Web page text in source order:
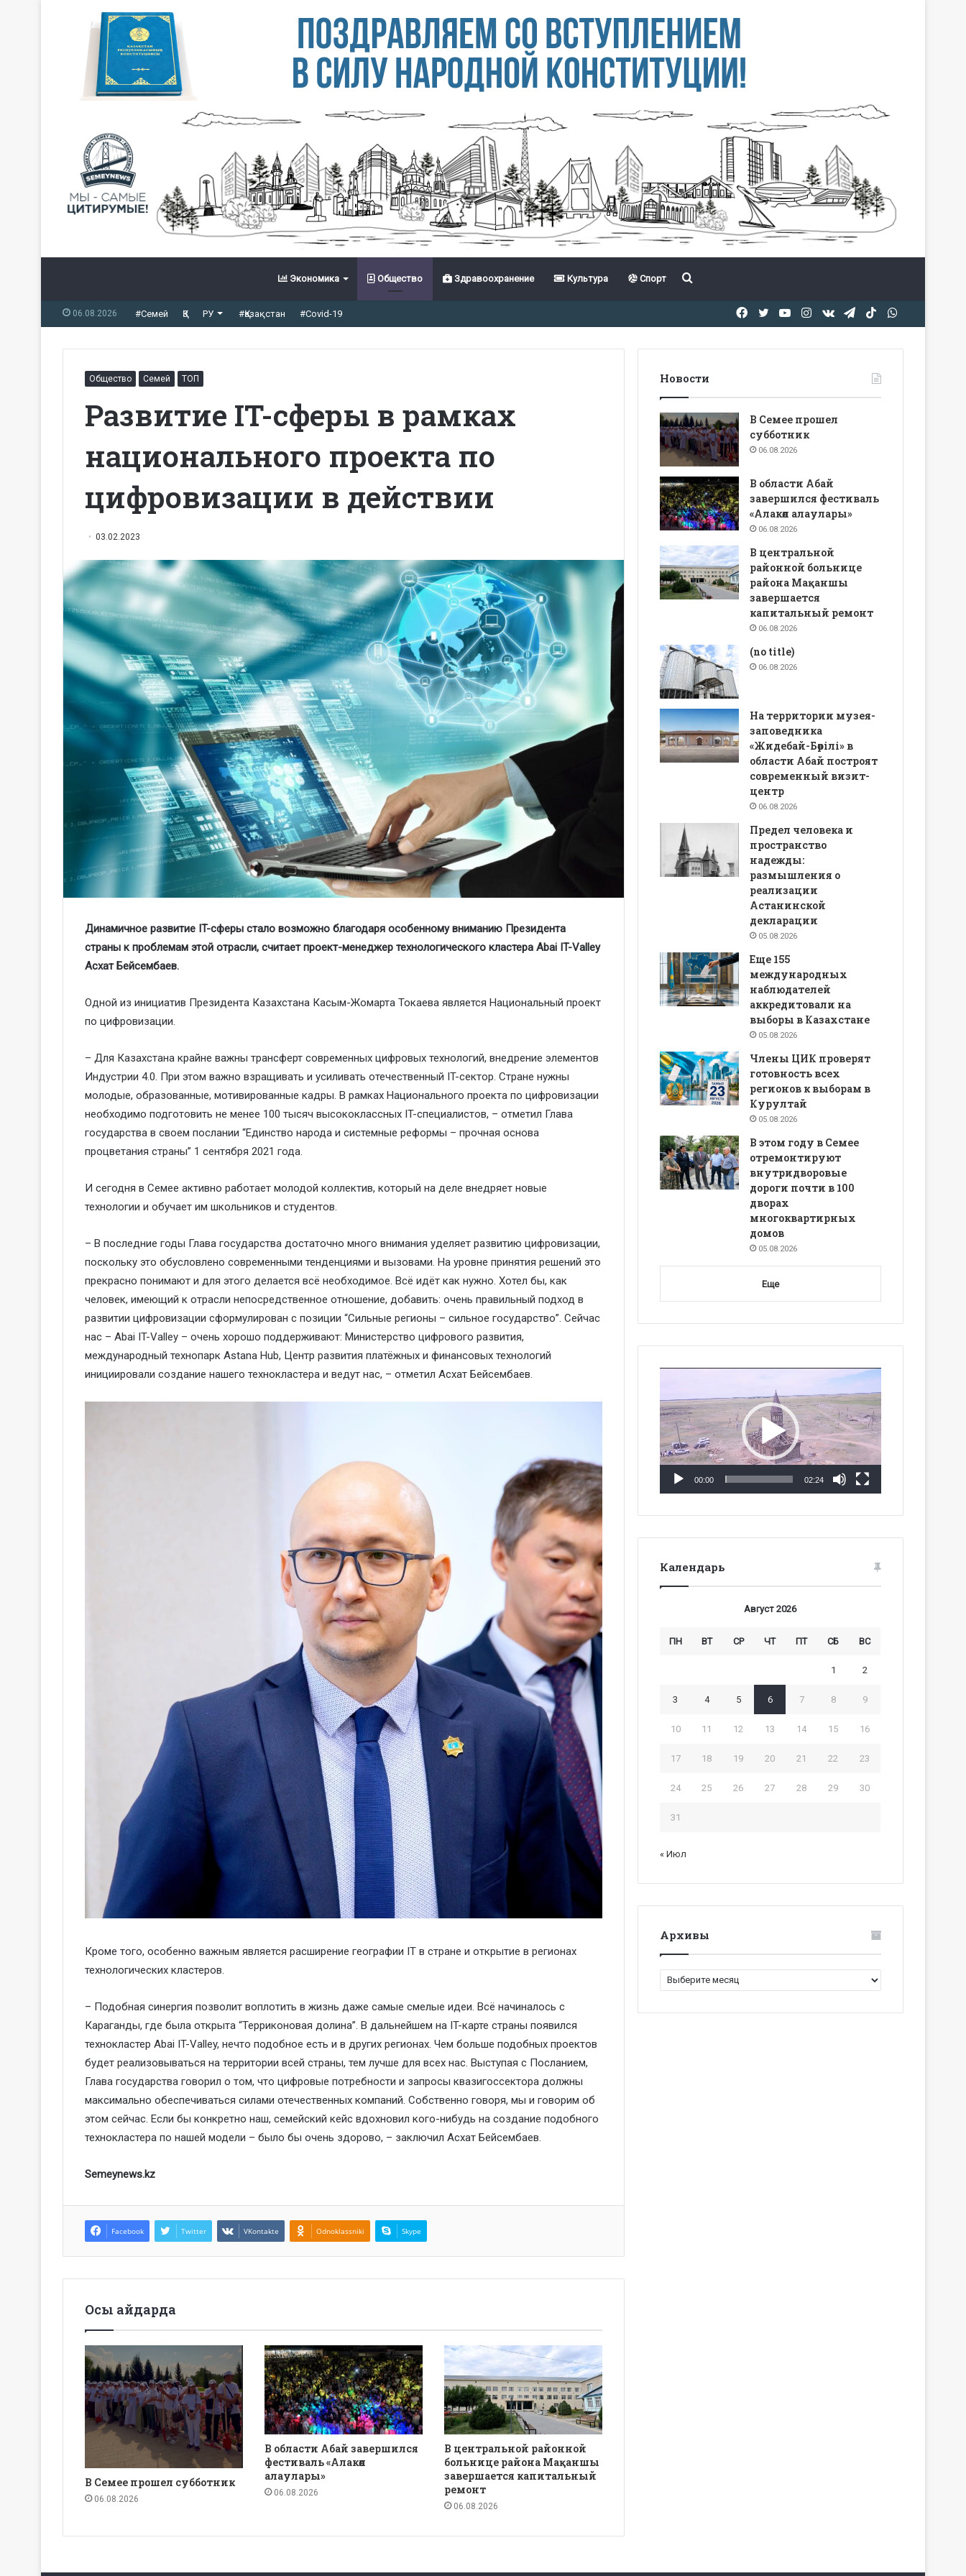
Экономика Общество Здравоохранение Культура Спорт Іздеу
06.08.2026 #Семей ҚЗ РУ #Қазақстан #Covid-19 TikTok
Telegram
vk.com
Instagram
YouTube
Twitter
Facebook
Общество Семей ТОП
Развитие IT-сферы в рамках
национального проекта по
цифровизации в действии
03.02.2023
Динамичное развитие IT-сферы стало возможно благодаря особенному вниманию Президента
страны к проблемам этой отрасли, считает проект-менеджер технологического кластера Abai IT-Valley
Асхат Бейсембаев.
Одной из инициатив Президента Казахстана Касым-Жомарта Токаева является Национальный проект
по цифровизации.
– Для Казахстана крайне важны трансферт современных цифровых технологий, внедрение элементов
Индустрии 4.0. При этом важно взращивать и усиливать отечественный IT-сектор. Стране нужны
молодые, образованные, мотивированные кадры. В рамках Национального проекта по цифровизации
необходимо подготовить не менее 100 тысяч высококлассных IT-специалистов, – отметил Глава
государства в своем послании “Единство народа и системные реформы – прочная основа
процветания страны” 1 сентября 2021 года.
И сегодня в Семее активно работает молодой коллектив, который на деле внедряет новые
технологии и обучает им школьников и студентов.
– В последние годы Глава государства достаточно много внимания уделяет развитию цифровизации,
поскольку это обусловлено современными тенденциями и вызовами. На уровне принятия решений это
прекрасно понимают и для этого делается всё необходимое. Всё идёт как нужно. Хотел бы, как
человек, имеющий к отрасли непосредственное отношение, добавить: очень правильный подход в
развитии цифровизации сформулирован с позиции “Сильные регионы – сильное государство”. Сейчас
нас – Abai IT-Valley – очень хорошо поддерживают: Министерство цифрового развития,
международный технопарк Astana Hub, Центр развития платёжных и финансовых технологий
инициировали создание нашего технокластера и ведут нас, – отметил Асхат Бейсембаев.
Кроме того, особенно важным является расширение географии IT в стране и открытие в регионах
технологических кластеров.
– Подобная синергия позволит воплотить в жизнь даже самые смелые идеи. Всё начиналось с
Караганды, где была открыта “Терриконовая долина”. В дальнейшем на IT-карте страны появился
технокластер Abai IT-Valley, нечто подобное есть и в других регионах. Чем больше подобных проектов
будет реализовываться на территории всей страны, тем лучше для всех нас. Выступая с Посланием,
Глава государства говорил о том, что цифровые потребности и запросы квазигоссектора должны
максимально обеспечиваться силами отечественных компаний. Собственно говоря, мы и говорим об
этом сейчас. Если бы конкретно наш, семейский кейс вдохновил кого-нибудь на создание подобного
технокластера по нашей модели – было бы очень здорово, – заключил Асхат Бейсембаев.
Semeynews.kz
Facebook Twitter VKontakte Odnoklassniki Skype
Осы айдарда
В Семее прошел субботник
06.08.2026
В области Абай завершился
фестиваль «Алакөл
алаулары»
06.08.2026
В центральной районной
больнице района Мақаншы
завершается капитальный
ремонт
06.08.2026
Новости
В Семее прошел
субботник
06.08.2026
В области Абай
завершился фестиваль
«Алакөл алаулары»
06.08.2026
В центральной
районной больнице
района Мақаншы
завершается
капитальный ремонт
06.08.2026
(no title)
06.08.2026
На территории музея-
заповедника
«Жидебай-Бөрілі» в
области Абай построят
современный визит-
центр
06.08.2026
Предел человека и
пространство
надежды:
размышления о
реализации
Астанинской
декларации
05.08.2026
Еще 155
международных
наблюдателей
аккредитовали на
выборы в Казахстане
05.08.2026
Члены ЦИК проверят
готовность всех
регионов к выборам в
Курултай
05.08.2026
В этом году в Семее
отремонтируют
внутридворовые
дороги почти в 100
дворах
многоквартирных
домов
05.08.2026
Еще
00:00 02:24
Календарь
Август 2026
ПН ВТ СР ЧТ ПТ СБ ВС
1 2
3 4 5 6 7 8 9
10 11 12 13 14 15 16
17 18 19 20 21 22 23
24 25 26 27 28 29 30
31
« Июл
Архивы
Архивы